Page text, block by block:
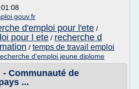
d'emploi pour l'ete /
pour l ete / recherche d
/ temps de travail emploi
d'emploi jeune diplome
Communauté de
...